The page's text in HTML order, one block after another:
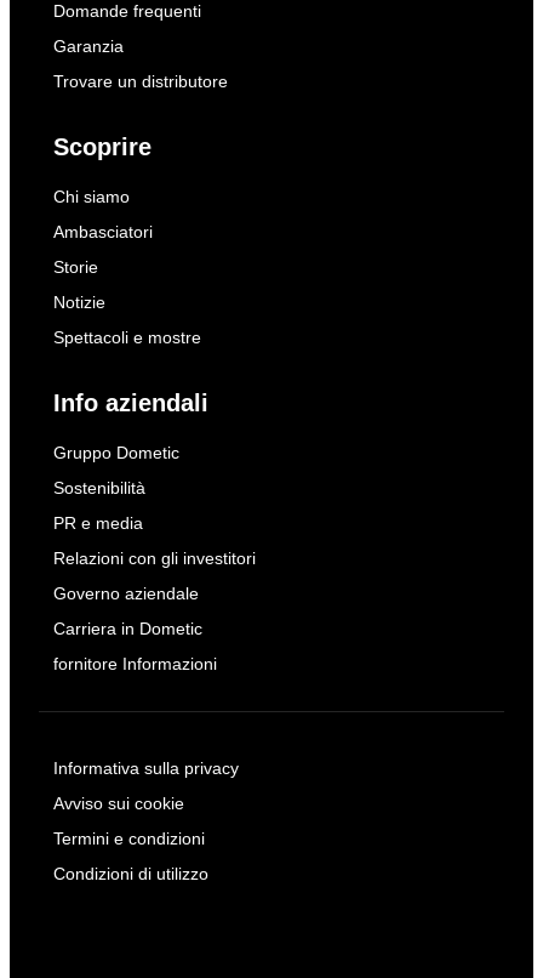
Domande frequenti
Garanzia
Trovare un distributore
Scoprire
Chi siamo
Ambasciatori
Storie
Notizie
Spettacoli e mostre
Info aziendali
Gruppo Dometic
Sostenibilità
PR e media
Relazioni con gli investitori
Governo aziendale
Carriera in Dometic
fornitore Informazioni
Informativa sulla privacy
Avviso sui cookie
Termini e condizioni
Condizioni di utilizzo